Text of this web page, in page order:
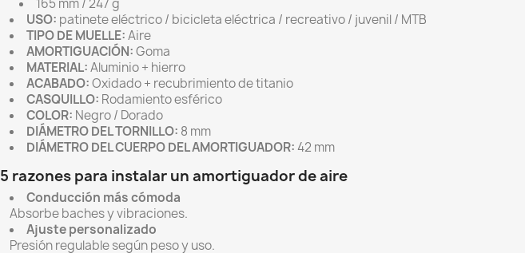
165 mm / 247 g
USO: patinete eléctrico / bicicleta eléctrica / recreativo / juvenil / MTB
TIPO DE MUELLE:Aire
AMORTIGUACIÓN:Goma
MATERIAL:Aluminio + hierro
ACABADO:Oxidado + recubrimiento de titanio
CASQUILLO: Rodamiento esférico
COLOR: Negro / Dorado
DIÁMETRO DEL TORNILLO: 8 mm
DIÁMETRO DEL CUERPO DEL AMORTIGUADOR:42 mm
5 razones para instalar un amortiguador de aire
Conducción más cómoda
Absorbe baches y vibraciones.
Ajuste personalizado
Presión regulable según peso y uso.